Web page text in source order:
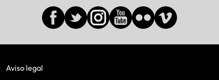
Aviso legal